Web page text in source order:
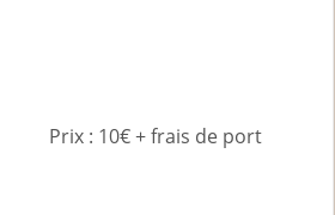
Prix : 10€ + frais de port